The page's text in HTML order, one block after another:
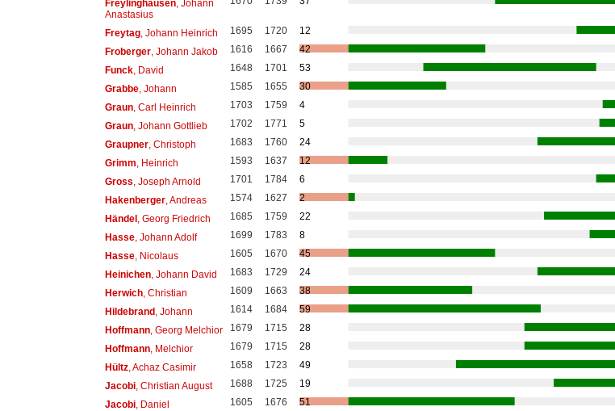
Freylinghausen, Johann
Anastasius
Freytag, Johann Heinrich 1695 1720
12
Froberger, Johann Jakob 1616 1667
42
Funck, David 1648 1701
53
Grabbe, Johann 1585 1655
30
Graun, Carl Heinrich 1703 1759
4
Graun, Johann Gottlieb 1702 1771
5
Graupner, Christoph 1683 1760
24
Grimm , Heinrich 1593 1637
12
Gross , Joseph Arnold 1701 1784
6
Hakenberger, Andreas 1574 1627
2
Händel, Georg Friedrich 1685 1759
22
Hasse, Johann Adolf 1699 1783
8
Hasse, Nicolaus 1605 1670
45
Heinichen, Johann David 1683 1729
24
Herwich, Christian 1609 1663
38
Hildebrand, Johann 1614 1684
59
Hoffmann, Georg Melchior 1679 1715
28
Hoffmann, Melchior 1679 1715
28
Hültz, Achaz Casimir 1658 1723
49
Jacobi, Christian August 1688 1725
19
Jacobi, Daniel 1605 1676
51